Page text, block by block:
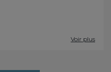
Voir plus